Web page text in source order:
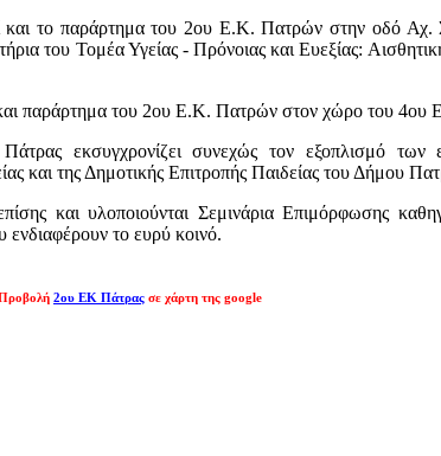
το παράρτημα του 2ου Ε.Κ. Πατρών στην οδό Αχ.
του Τομέα Υγείας - Πρόνοιας και Ευεξίας:
παράρτημα του 2ου Ε.Κ. Πατρών στον χώρο του
εκσυγχρονίζει συνεχώς τον εξοπλισμό των
και της Δημοτικής Επιτροπής Παιδείας του Δήμου
και υλοποιούνται Σεμινάρια Επιμόρφωσης
ενδιαφέρουν το ευρύ κοινό.
2ου ΕΚ Πάτρας σε χάρτη της google